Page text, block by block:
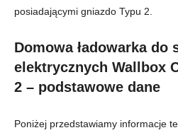
posiadającymi gniazdo Typu 2.
Domowa ładowarka do
elektrycznych Wallbox
2 – podstawowe dane
Poniżej przedstawiamy informacje